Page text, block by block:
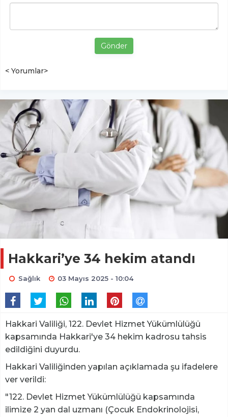
Gönder
< Yorumlar>
Hakkari’ye 34 hekim atandı
Sağlık 03 Mayıs 2025 - 10:04
Hakkari Valiliği, 122. Devlet Hizmet Yükümlülüğü
kapsamında Hakkari'ye 34 hekim kadrosu tahsis
edildiğini duyurdu.
Hakkari Valiliğinden yapılan açıklamada şu ifadelere
ver verildi:
"122. Devlet Hizmet Yükümlülüğü kapsamında
ilimize 2 yan dal uzmanı (Çocuk Endokrinolojisi,